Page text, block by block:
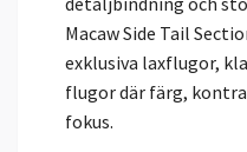
Macaw Side Tail
exklusiva laxflugor,
flugor där färg,
fokus.